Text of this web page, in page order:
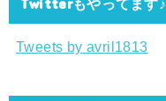
Tweets by avril1813